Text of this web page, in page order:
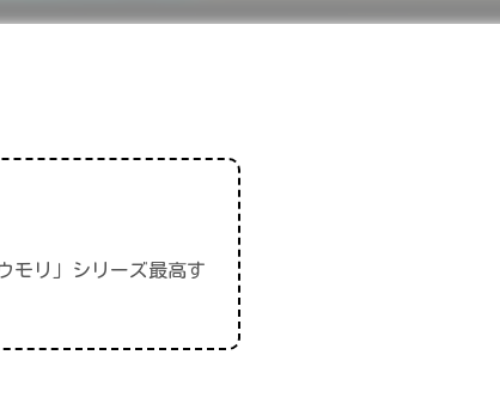
モリ」シリーズ最高す